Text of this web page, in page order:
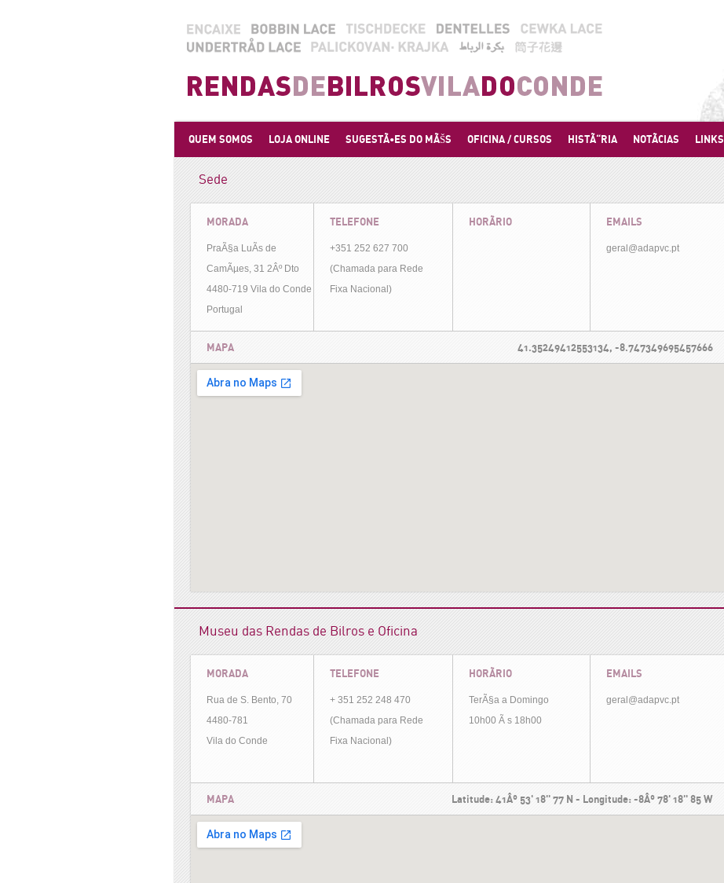
QUEM SOMOS LOJA ONLINE SUGESTÃ•ES DO MÃŠS OFICINA / CURSOS HISTÃ“RIA NOTÃCIAS LINKS
Sede
MORADA
PraÃ§a LuÃ­s de
CamÃµes, 31 2Âº Dto
4480-719 Vila do Conde
Portugal
TELEFONE
+351 252 627 700
(Chamada para Rede
Fixa Nacional)
HORÃRIO EMAILS
geral@adapvc.pt
MAPA 41.35249412553134, -8.747349695457666
Museu das Rendas de Bilros e Oficina
MORADA
Rua de S. Bento, 70
4480-781
Vila do Conde
TELEFONE
+ 351 252 248 470
(Chamada para Rede
Fixa Nacional)
HORÃRIO
TerÃ§a a Domingo
10h00 Ã s 18h00
EMAILS
geral@adapvc.pt
MAPA Latitude: 41Âº 53' 18'' 77 N - Longitude: -8Âº 78' 18'' 85 W